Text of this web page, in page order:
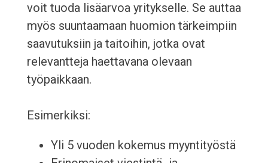
voit tuoda lisäarvoa yritykselle. Se auttaa
myös suuntaamaan huomion tärkeimpiin
saavutuksiin ja taitoihin, jotka ovat
relevantteja haettavana olevaan
työpaikkaan.
Esimerkiksi:
Yli 5 vuoden kokemus myyntityöstä